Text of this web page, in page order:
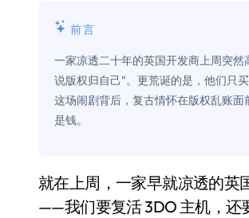
Windows 11家庭
你的U盘格式对
从“卖电视”到“
前言
一家凉透二十年的英国开发商上周突
说版权归自己"。更荒诞的是，他们只
这场闹剧背后，复古情怀在版权乱账
是钱。
就在上周，一家早就凉透的英
——我们要复活 3DO 主机，还